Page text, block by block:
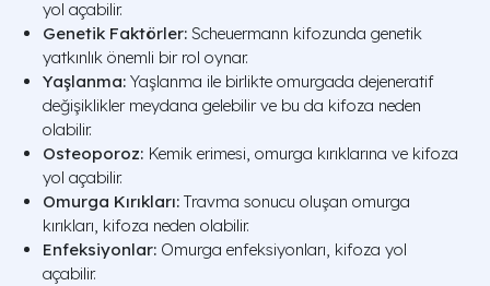
yol açabilir.
Genetik Faktörler: Scheuermann kifozunda genetik
yatkınlık önemli bir rol oynar.
Yaşlanma: Yaşlanma ile birlikte omurgada dejeneratif
değişiklikler meydana gelebilir ve bu da kifoza neden
olabilir.
Osteoporoz: Kemik erimesi, omurga kırıklarına ve kifoza
yol açabilir.
Omurga Kırıkları: Travma sonucu oluşan omurga
kırıkları, kifoza neden olabilir.
Enfeksiyonlar: Omurga enfeksiyonları, kifoza yol
açabilir.